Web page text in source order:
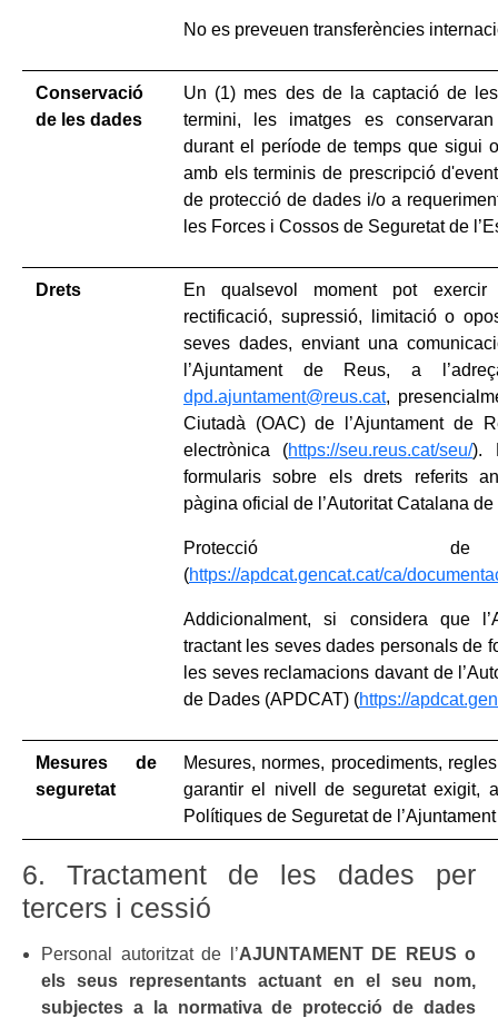
No es preveuen transferències
Conservació
de les dades
Un (1) mes des de la captació de
termini, les imatges es
durant el període de temps que sigui
amb els terminis de prescripció
de protecció de dades i/o a
les Forces i Cossos de Seguretat de
Drets
En qualsevol moment pot
rectificació, supressió, limitació o
seves dades, enviant una
l’Ajuntament de Reus, a
dpd.ajuntament@reus.cat,
Ciutadà (OAC) de l’Ajuntament de
electrònica (https://seu.reus.cat/seu/).
formularis sobre els drets referits
pàgina oficial de l’Autoritat Catalana de
Protecció
(https://apdcat.gencat.cat/ca/
Addicionalment, si considera que
tractant les seves dades personals de
les seves reclamacions davant de
de Dades (APDCAT) (https://
Mesures de
seguretat
Mesures, normes, procediments,
garantir el nivell de seguretat exigit,
Polítiques de Seguretat de
6. Tractament de les dades per
tercers i cessió
Personal autoritzat de l’AJUNTAMENT DE REUS o
els seus representants actuant en el seu nom,
subjectes a la normativa de protecció de dades